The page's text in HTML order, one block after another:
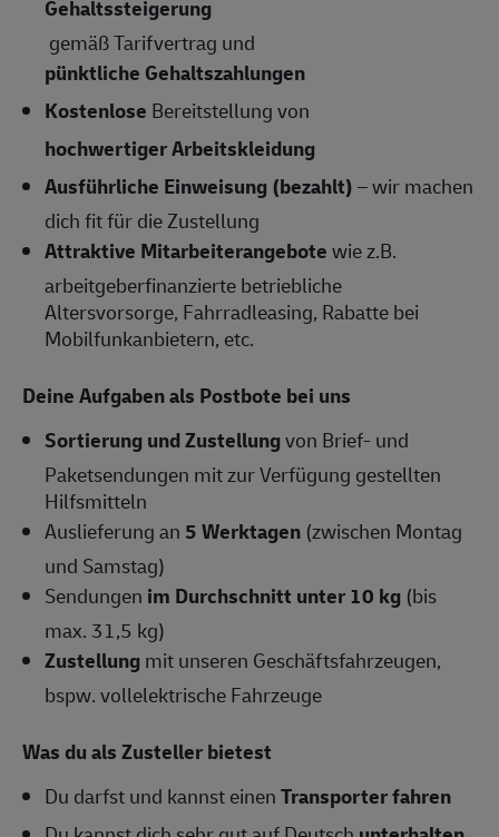
Gehaltssteigerung
gemäß Tarifvertrag und
pünktliche Gehaltszahlungen
Kostenlose Bereitstellung von
hochwertiger Arbeitskleidung
Ausführliche Einweisung (bezahlt)– wir machen
dich fit für die Zustellung
Attraktive Mitarbeiterangebotewie z.B.
arbeitgeberfinanzierte betriebliche
Altersvorsorge, Fahrradleasing, Rabatte bei
Mobilfunkanbietern, etc.
Deine Aufgaben als Postbote bei uns
Sortierung und Zustellungvon Brief- und
Paketsendungen mit zur Verfügung gestellten
Hilfsmitteln
Auslieferung an5 Werktagen (zwischen Montag
und Samstag)
Sendungen im Durchschnitt unter 10 kg (bis
max. 31,5 kg)
Zustellungmit unseren Geschäftsfahrzeugen,
bspw. vollelektrische Fahrzeuge
Was du als Zusteller bietest
Du darfst und kannst einenTransporter fahren